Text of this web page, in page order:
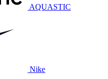
AQUASTIC
Nike